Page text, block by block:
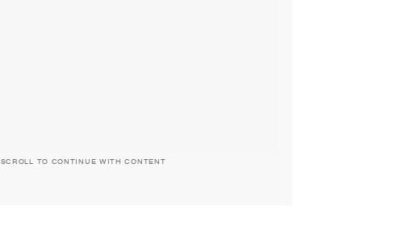
SCROLL TO CONTINUE WITH CONTENT